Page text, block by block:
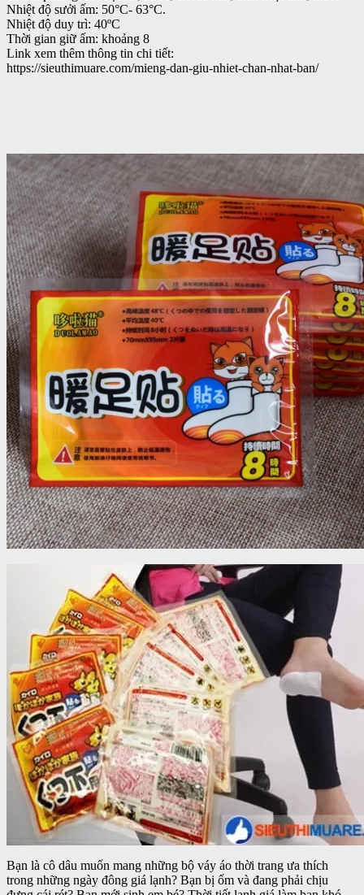
Nhiệt độ sưởi ấm: 50°C- 63°C.
Nhiệt độ duy trì: 40ºC
Thời gian giữ ấm: khoảng 8
Link xem thêm thông tin chi tiết:
https://sieuthimuare.com/mieng-dan-giu-nhiet-chan-nhat-ban/
Bạn là cô dâu muốn mang những bộ váy áo thời trang ưa thích
trong những ngày đông giá lạnh? Bạn bị ốm và đang phải chịu